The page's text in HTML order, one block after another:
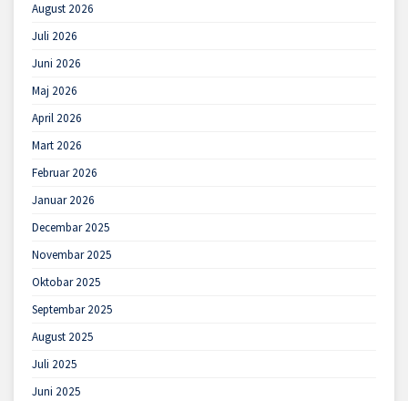
August 2026
Juli 2026
Juni 2026
Maj 2026
April 2026
Mart 2026
Februar 2026
Januar 2026
Decembar 2025
Novembar 2025
Oktobar 2025
Septembar 2025
August 2025
Juli 2025
Juni 2025